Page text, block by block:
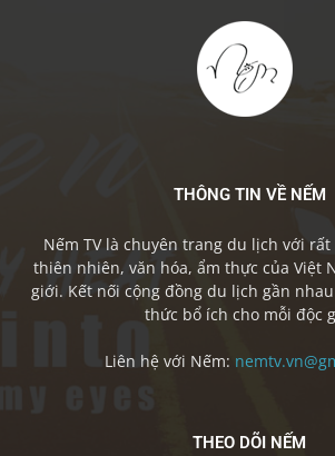
THÔNG TIN VỀ NẾM
Nếm TV là chuyên trang du lịch với
thiên nhiên, văn hóa, ẩm thực của Việt
giới. Kết nối cộng đồng du lịch gần
thức bổ ích cho mỗi độc
Liên hệ với Nếm:
THEO DÕI NẾM